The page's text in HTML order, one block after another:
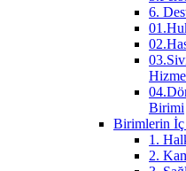
6.
Birimi
Birimlerin İç
1.
2.